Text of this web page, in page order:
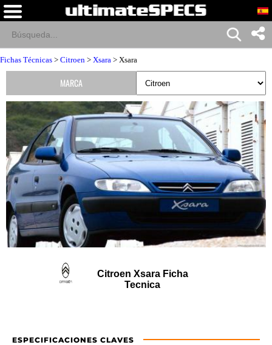
Fichas Técnicas > Citroen > Xsara > Xsara
Citroen Xsara Ficha
Tecnica
ESPECIFICACIONES CLAVES
MARCA